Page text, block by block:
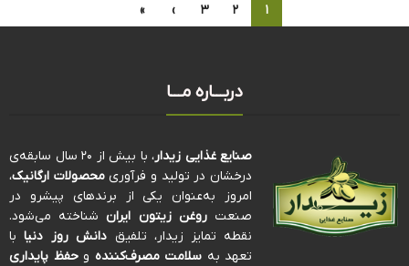
۱ ۲ ۳ ›
»
دربـــاره مـــا
صنایع غذایی زیدار
، با بیش از ۲۰ سال سابقه‌ی
درخشان در تولید و فرآوریمحصولات ارگانیک،
امروز به‌عنوان یکی از برندهای پیشرو در
صنعتروغن زیتون ایرانشناخته می‌شود.
نقطه تمایز زیدار، تلفیق دانش روز دنیابا
تعهد به سلامت مصرف‌کننده وحفظ پایداری